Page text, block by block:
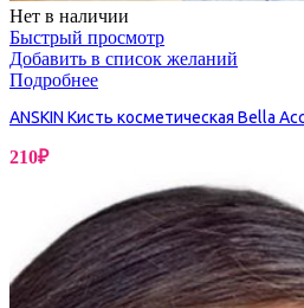
Нет в наличии
Быстрый просмотр
Добавить в список желаний
Подробнее
ANSKIN Кисть косметическая Bella
210₽